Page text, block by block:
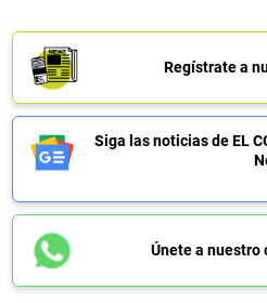
Regístrate a
Siga las noticias de EL
Únete a nuestro